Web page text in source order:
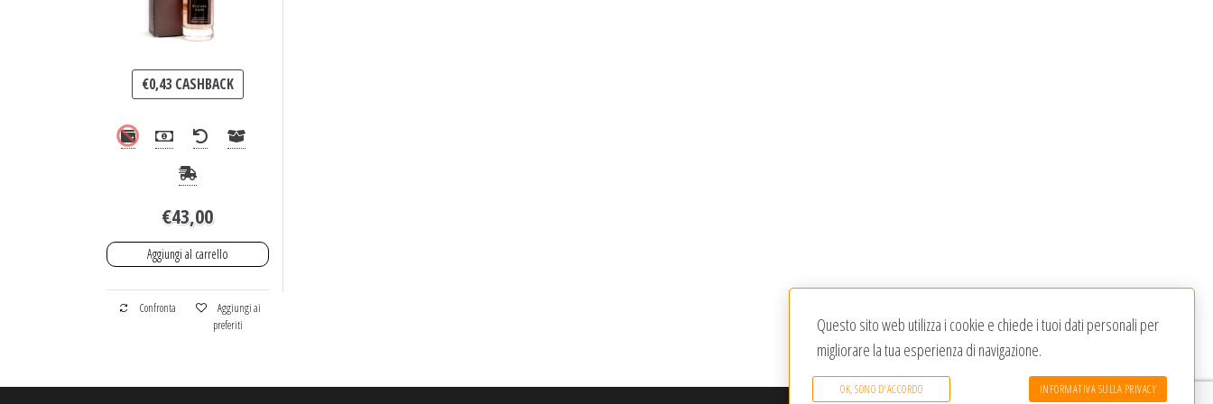
€0,43CASHBACK
€43,00
Aggiungi al carrello
Confronta
Aggiungi ai
preferiti
Questo sito web utilizza i cookie e chiede i tuoi dati personali per
migliorare la tua esperienza di navigazione.
OK, SONO D'ACCORDO INFORMATIVA SULLA PRIVACY